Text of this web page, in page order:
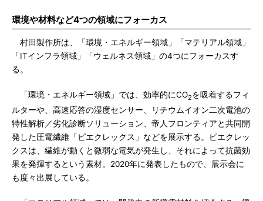
環境や材料など4つの領域にフォーカス
村田製作所は、「環境・エネルギー領域」「マテリアル領域」
「ITインフラ領域」「ウェルネス領域」の4つにフォーカスす
る。
「環境・エネルギー領域」では、効率的にCO2を吸着するフィ
ルターや、高速応答の湿度センサー、リチウムイオン二次電池の
特性解析／劣化診断ソリューション、帝人フロンティアと共同開
発した圧電繊維「ピエクレックス」などを展示する。ピエクレッ
クスは、繊維が動くと微弱な電気が発生し、それによって抗菌効
果を発揮するという素材。2020年に発表したもので、展示会に
も度々出展している。